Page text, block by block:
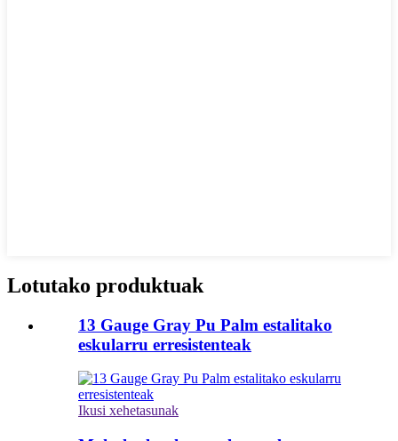
Lotutako produktuak
13 Gauge Gray Pu Palm estalitako
eskularru erresistenteak
Ikusi xehetasunak